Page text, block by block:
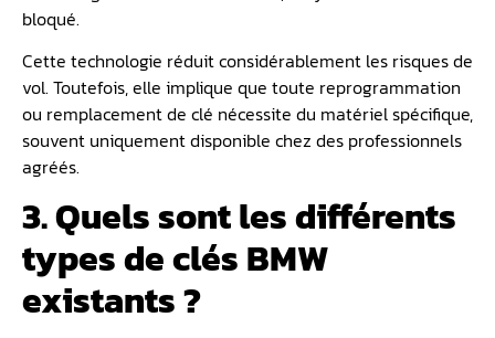
bloqué.
Cette technologie réduit considérablement les risques de
vol. Toutefois, elle implique que toute reprogrammation
ou remplacement de clé nécessite du matériel spécifique,
souvent uniquement disponible chez des professionnels
agréés.
3. Quels sont les différents
types de clés BMW
existants ?